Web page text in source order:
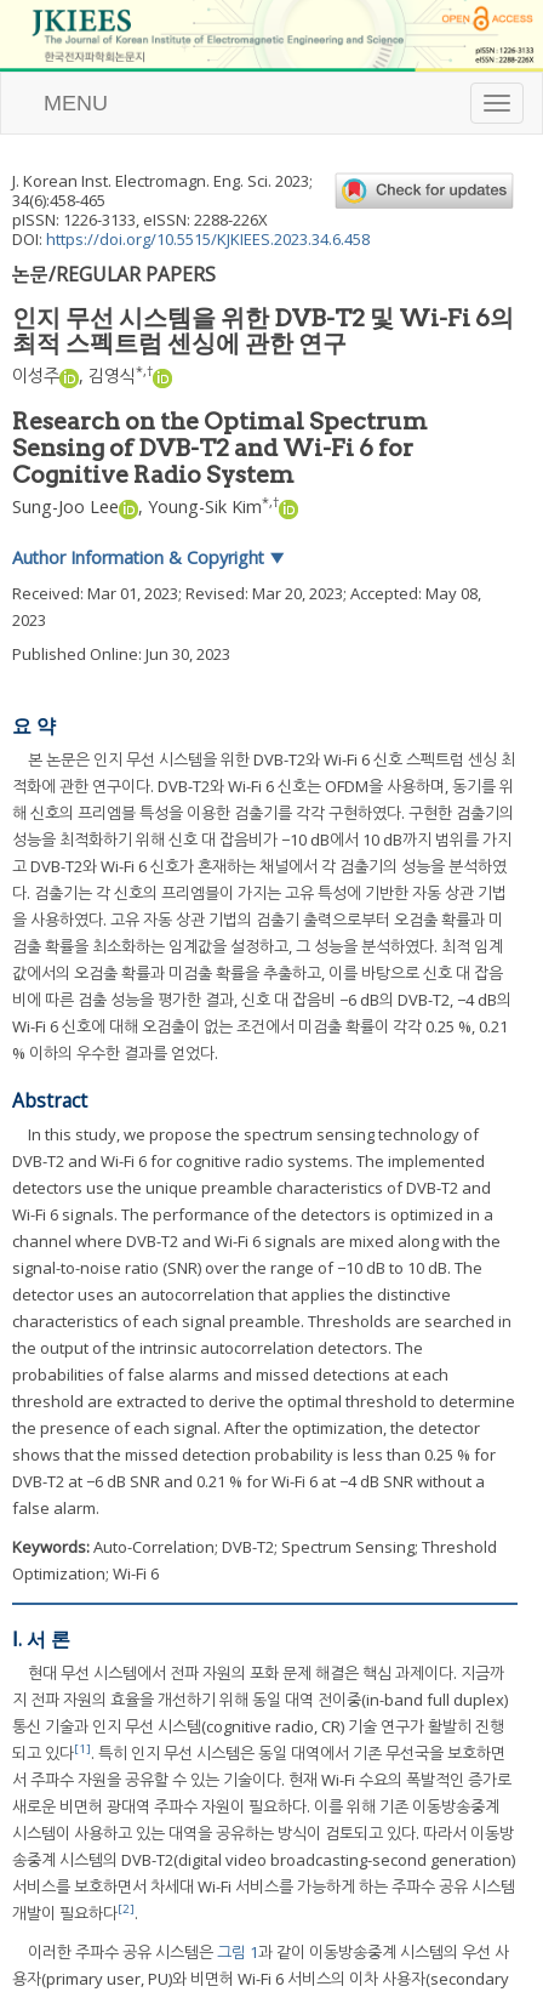
T
o
l
e
g
MENU
J. Korean Inst. Electromagn. Eng. Sci. 2023;
34(6):458-465
pISSN: 1226-3133, eISSN: 2288-226X
DOI: https://doi.org/10.5515/KJKIEES.2023.34.6.458
논문/REGULAR PAPERS
인지 무선 시스템을 위한 DVB-T2 및 Wi-Fi 6의
최적 스펙트럼 센싱에 관한 연구
이성주 , 김영식*,†
Research on the Optimal Spectrum
Sensing of DVB-T2 and Wi-Fi 6 for
Cognitive Radio System
Sung-Joo Lee , Young-Sik Kim*,†
Author Information & Copyright ▼
Received: Mar 01, 2023; Revised: Mar 20, 2023; Accepted: May 08,
2023
Published Online: Jun 30, 2023
요 약
본 논문은 인지 무선 시스템을 위한 DVB-T2와 Wi-Fi 6 신호 스펙트럼 센싱 최
적화에 관한 연구이다. DVB-T2와 Wi-Fi 6 신호는 OFDM을 사용하며, 동기를 위
해 신호의 프리엠블 특성을 이용한 검출기를 각각 구현하였다. 구현한 검출기의
성능을 최적화하기 위해 신호 대 잡음비가 −10 dB에서 10 dB까지 범위를 가지
고 DVB-T2와 Wi-Fi 6 신호가 혼재하는 채널에서 각 검출기의 성능을 분석하였
다. 검출기는 각 신호의 프리엠블이 가지는 고유 특성에 기반한 자동 상관 기법
을 사용하였다. 고유 자동 상관 기법의 검출기 출력으로부터 오검출 확률과 미
검출 확률을 최소화하는 임계값을 설정하고, 그 성능을 분석하였다. 최적 임계
값에서의 오검출 확률과 미검출 확률을 추출하고, 이를 바탕으로 신호 대 잡음
비에 따른 검출 성능을 평가한 결과, 신호 대 잡음비 −6 dB의 DVB-T2, −4 dB의
Wi-Fi 6 신호에 대해 오검출이 없는 조건에서 미검출 확률이 각각 0.25 %, 0.21
% 이하의 우수한 결과를 얻었다.
Abstract
In this study, we propose the spectrum sensing technology of
DVB-T2 and Wi-Fi 6 for cognitive radio systems. The implemented
detectors use the unique preamble characteristics of DVB-T2 and
Wi-Fi 6 signals. The performance of the detectors is optimized in a
channel where DVB-T2 and Wi-Fi 6 signals are mixed along with the
signal-to-noise ratio (SNR) over the range of −10 dB to 10 dB. The
detector uses an autocorrelation that applies the distinctive
characteristics of each signal preamble. Thresholds are searched in
the output of the intrinsic autocorrelation detectors. The
probabilities of false alarms and missed detections at each
threshold are extracted to derive the optimal threshold to determine
the presence of each signal. After the optimization, the detector
shows that the missed detection probability is less than 0.25 % for
DVB-T2 at −6 dB SNR and 0.21 % for Wi-Fi 6 at −4 dB SNR without a
false alarm.
Keywords:Auto-Correlation; DVB-T2; Spectrum Sensing; Threshold
Optimization; Wi-Fi 6
Ⅰ. 서 론
현대 무선 시스템에서 전파 자원의 포화 문제 해결은 핵심 과제이다. 지금까
지 전파 자원의 효율을 개선하기 위해 동일 대역 전이중(in-band full duplex)
통신 기술과 인지 무선 시스템(cognitive radio, CR) 기술 연구가 활발히 진행
되고 있다[1]. 특히 인지 무선 시스템은 동일 대역에서 기존 무선국을 보호하면
서 주파수 자원을 공유할 수 있는 기술이다. 현재 Wi-Fi 수요의 폭발적인 증가로
새로운 비면허 광대역 주파수 자원이 필요하다. 이를 위해 기존 이동방송중계
시스템이 사용하고 있는 대역을 공유하는 방식이 검토되고 있다. 따라서 이동방
송중계 시스템의 DVB-T2(digital video broadcasting-second generation)
서비스를 보호하면서 차세대 Wi-Fi 서비스를 가능하게 하는 주파수 공유 시스템
개발이 필요하다[2].
이러한 주파수 공유 시스템은그림 1과 같이 이동방송중계 시스템의 우선 사
용자(primary user, PU)와 비면허 Wi-Fi 6 서비스의 이차 사용자(secondary